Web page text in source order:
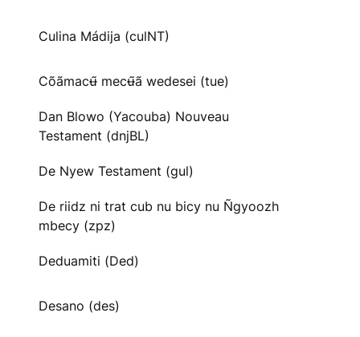
Culina Mádija (culNT)
Cõãmacʉ̃ mecʉ̃ã wedesei (tue)
Dan Blowo (Yacouba) Nouveau
Testament (dnjBL)
De Nyew Testament (gul)
De riidz ni trat cub nu bicy nu Ñgyoozh
mbecy (zpz)
Deduamiti (Ded)
Desano (des)